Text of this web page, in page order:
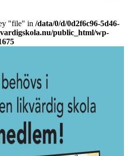
"file" in /data/0/d/0d2f6c96-5d46-
public_html/wp-